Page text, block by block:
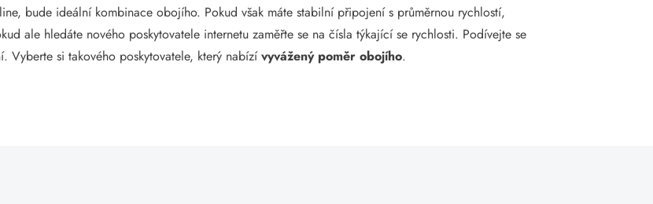
bude ideální kombinace obojího. Pokud však máte stabilní připojení s průměrnou rychlostí,
ale hledáte nového poskytovatele internetu zaměřte se na čísla týkající se rychlosti. Podívejte se
Vyberte si takového poskytovatele, který nabízívyvážený poměr obojího.